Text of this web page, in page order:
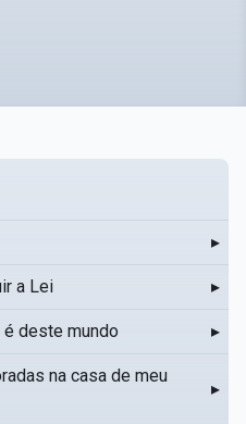
▸
a Lei ▸
deste mundo ▸
na casa de meu
▸